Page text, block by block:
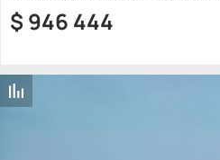
$ 946 444